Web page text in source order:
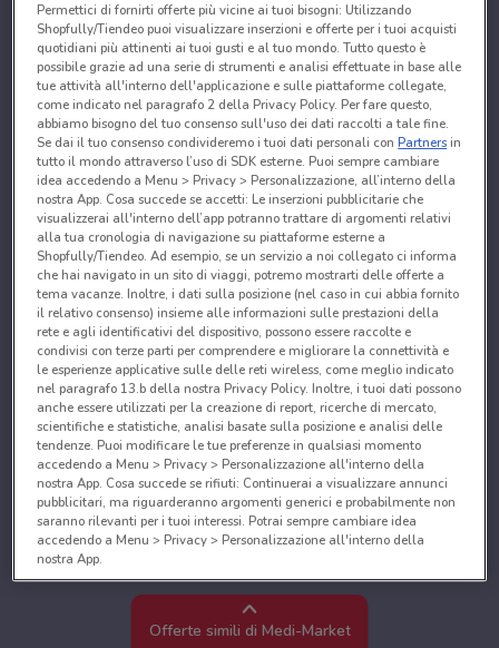
Offerte simili di Medi-Market
Permettici di fornirti offerte più vicine ai tuoi bisogni: Utilizzando
Shopfully/Tiendeo puoi visualizzare inserzioni e offerte per i tuoi acquisti
quotidiani più attinenti ai tuoi gusti e al tuo mondo. Tutto questo è
possibile grazie ad una serie di strumenti e analisi effettuate in base alle
tue attività all'interno dell'applicazione e sulle piattaforme collegate,
come indicato nel paragrafo 2 della Privacy Policy. Per fare questo,
abbiamo bisogno del tuo consenso sull'uso dei dati raccolti a tale fine.
Se dai il tuo consenso condivideremo i tuoi dati personali conPartnersin
tutto il mondo attraverso l’uso di SDK esterne. Puoi sempre cambiare
idea accedendo a Menu > Privacy > Personalizzazione, all’interno della
nostra App. Cosa succede se accetti: Le inserzioni pubblicitarie che
visualizzerai all'interno dell’app potranno trattare di argomenti relativi
alla tua cronologia di navigazione su piattaforme esterne a
Shopfully/Tiendeo. Ad esempio, se un servizio a noi collegato ci informa
che hai navigato in un sito di viaggi, potremo mostrarti delle offerte a
tema vacanze. Inoltre, i dati sulla posizione (nel caso in cui abbia fornito
il relativo consenso) insieme alle informazioni sulle prestazioni della
rete e agli identificativi del dispositivo, possono essere raccolte e
condivisi con terze parti per comprendere e migliorare la connettività e
le esperienze applicative sulle delle reti wireless, come meglio indicato
nel paragrafo 13.b della nostra Privacy Policy. Inoltre, i tuoi dati possono
anche essere utilizzati per la creazione di report, ricerche di mercato,
scientifiche e statistiche, analisi basate sulla posizione e analisi delle
tendenze. Puoi modificare le tue preferenze in qualsiasi momento
accedendo a Menu > Privacy > Personalizzazione all'interno della
nostra App. Cosa succede se rifiuti: Continuerai a visualizzare annunci
pubblicitari, ma riguarderanno argomenti generici e probabilmente non
saranno rilevanti per i tuoi interessi. Potrai sempre cambiare idea
accedendo a Menu > Privacy > Personalizzazione all'interno della
nostra App.
Noi e i nostri partner trattiamo i dati per fornire:
Utilizzare dati di geolocalizzazione precisi. Scansione attiva delle
caratteristiche del dispositivo ai fini dell’identificazione. Archiviare